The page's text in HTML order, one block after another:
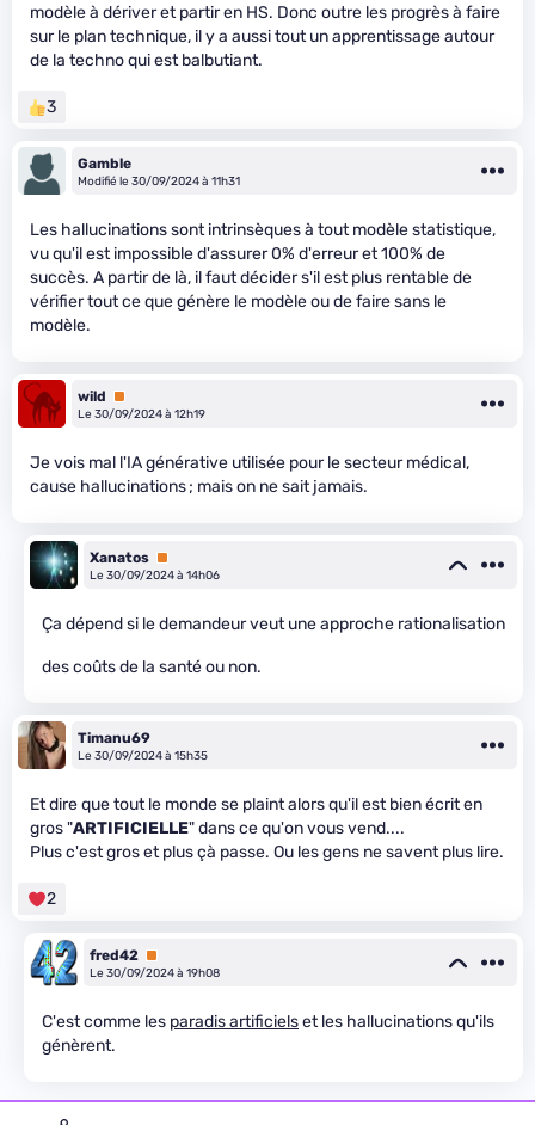
modèle à dériver et partir en HS. Donc outre les progrès à faire
sur le plan technique, il y a aussi tout un apprentissage autour
de la techno qui est balbutiant.
3
Gamble
Modifié le 30/09/2024 à 11h31
Les hallucinations sont intrinsèques à tout modèle statistique,
vu qu'il est impossible d'assurer 0% d'erreur et 100% de
succès. A partir de là, il faut décider s'il est plus rentable de
vérifier tout ce que génère le modèle ou de faire sans le
modèle.
wild
Premium
Le 30/09/2024 à 12h19
Je vois mal l'IA générative utilisée pour le secteur médical,
cause hallucinations ; mais on ne sait jamais.
Xanatos Premium
Le 30/09/2024 à 14h06
Ça dépend si le demandeur veut une approche rationalisation
des coûts de la santé ou non.
Timanu69
Le 30/09/2024 à 15h35
Et dire que tout le monde se plaint alors qu'il est bien écrit en
gros "ARTIFICIELLE" dans ce qu'on vous vend....
Plus c'est gros et plus çà passe. Ou les gens ne savent plus lire.
2
fred42 Premium
Le 30/09/2024 à 19h08
C'est comme les paradis artificielset les hallucinations qu'ils
génèrent.